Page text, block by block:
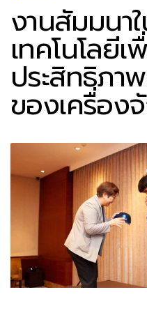
งานสัมมนา
เทคโนโลยีเ
ประสิทธิภา
ของเครื่อง